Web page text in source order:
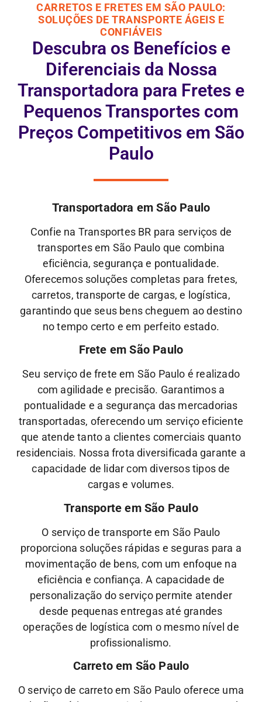
CARRETOS E FRETES EM SÃO PAULO:
SOLUÇÕES DE TRANSPORTE ÁGEIS E
CONFIÁVEIS
Descubra os Benefícios e
Diferenciais da Nossa
Transportadora para Fretes e
Pequenos Transportes com
Preços Competitivos em São
Paulo
Transportadora em São Paulo
Confie na Transportes BR para serviços de
transportes em São Paulo que combina
eficiência, segurança e pontualidade.
Oferecemos soluções completas para fretes,
carretos, transporte de cargas, e logística,
garantindo que seus bens cheguem ao destino
no tempo certo e em perfeito estado.
Frete em São Paulo
Seu serviço de frete em São Paulo é realizado
com agilidade e precisão. Garantimos a
pontualidade e a segurança das mercadorias
transportadas, oferecendo um serviço eficiente
que atende tanto a clientes comerciais quanto
residenciais. Nossa frota diversificada garante a
capacidade de lidar com diversos tipos de
cargas e volumes.
Transporte em São Paulo
O serviço de transporte em São Paulo
proporciona soluções rápidas e seguras para a
movimentação de bens, com um enfoque na
eficiência e confiança. A capacidade de
personalização do serviço permite atender
desde pequenas entregas até grandes
operações de logística com o mesmo nível de
profissionalismo.
Carreto em São Paulo
O serviço de carreto em São Paulo oferece uma